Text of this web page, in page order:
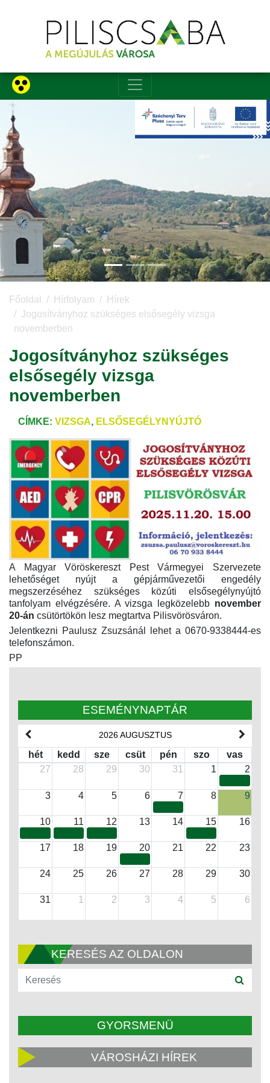
Főoldal Hírfolyam
Hírek
Jogosítványhoz szükséges elsősegély vizsga
novemberben
Jogosítványhoz szükséges
elsősegély vizsga
novemberben
CÍMKE: VIZSGA, ELSŐSEGÉLYNYÚJTÓ
A Magyar Vöröskereszt Pest Vármegyei Szervezete
lehetőséget nyújt a gépjárművezetői engedély
megszerzéséhez szükséges közúti elsősegélynyújtó
tanfolyam elvégzésére. A vizsga legközelebb november
20-án csütörtökön lesz megtartva Pilisvörösváron.
Jelentkezni Paulusz Zsuzsánál lehet a 0670-9338444-es
telefonszámon.
PP
ESEMÉNYNAPTÁR
2026 AUGUSZTUS
hét kedd sze csüt pén szo
vas
27
28 29 30 31 1 2
3 4 5 6 7 8 9
10 11 12 13 14 15 16
17 18 19 20 21 22 23
24 25 26 27 28 29 30
31 1 2 3 4 5 6
KERESÉS AZ OLDALON
GYORSMENÜ
VÁROSHÁZI HÍREK